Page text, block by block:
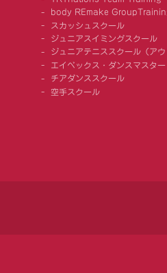
body REmake
スカッシュスクール
ジュニアスイミングスクール
ジュニアテニススクール（アウ
エイベックス・ダンスマスター
チアダンススクール
空手スクール